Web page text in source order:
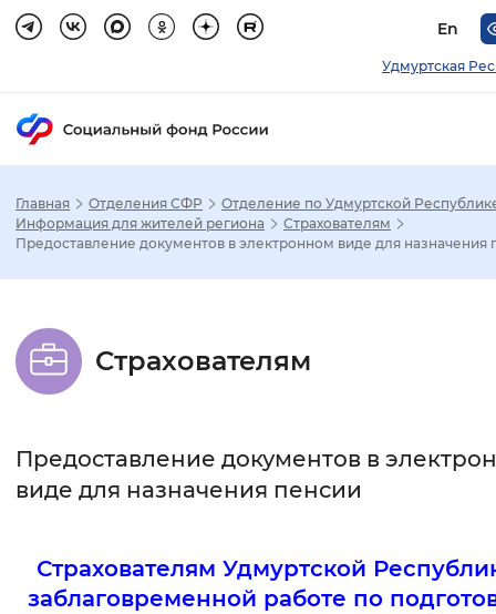
En
Удмуртская
Настройка режима отображения
Стандартный Увеличенный
Нормальный Увеличенный
Главная Отделения СФР
Отделение по Удмуртской
Информация для жителей региона
Страхователям
Предоставление документов в электронном виде для назначения
Страхователям
Предоставление документов в
виде для назначения пенсии
Страхователям Удмуртской
заблаговременной работе по